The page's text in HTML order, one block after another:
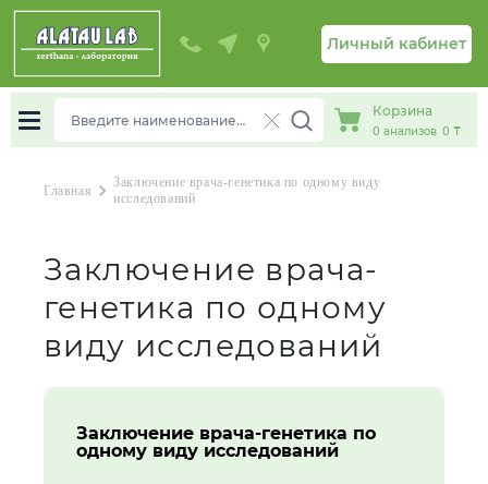
Личный кабинет
Корзина
0 анализов 0 ₸
Главная chevron_rightЗаключение врача-генетика по одному виду
исследований
Заключение врача-
генетика по одному
виду исследований
Заключение врача-генетика по
одному виду исследований